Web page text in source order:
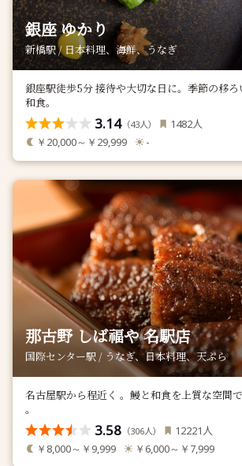
銀座 ゆかり
新橋駅 / 日本料理、海鮮、うなぎ
銀座駅徒歩5分 接待や大切な日に。季節の移
和食。
3.14（43人） 1482人
￥20,000～￥29,999 -
那古野 しば福や 名駅店
国際センター駅 / うなぎ、日本料理、天ぷら
名古屋駅から程近く 。鰻と和食を上質な空間
。
3.58 （306人） 12221 人
￥8,000～￥9,999 ￥6,000～￥7,999